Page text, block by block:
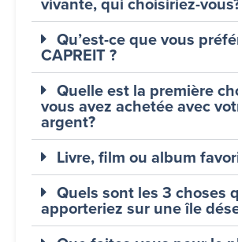
Qu’est-ce que vous
CAPREIT ?
Quelle est la première
vous avez achetée avec
argent?
Livre, film ou album
Quels sont les 3 choses
apporteriez sur une île